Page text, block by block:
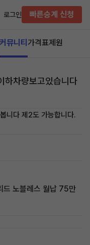
로그인 빠른승계 신청
커뮤니티 가격표제원
하차량보고있습니다
니다 제2도 가능합니다.
드 노블레스 월납 75만